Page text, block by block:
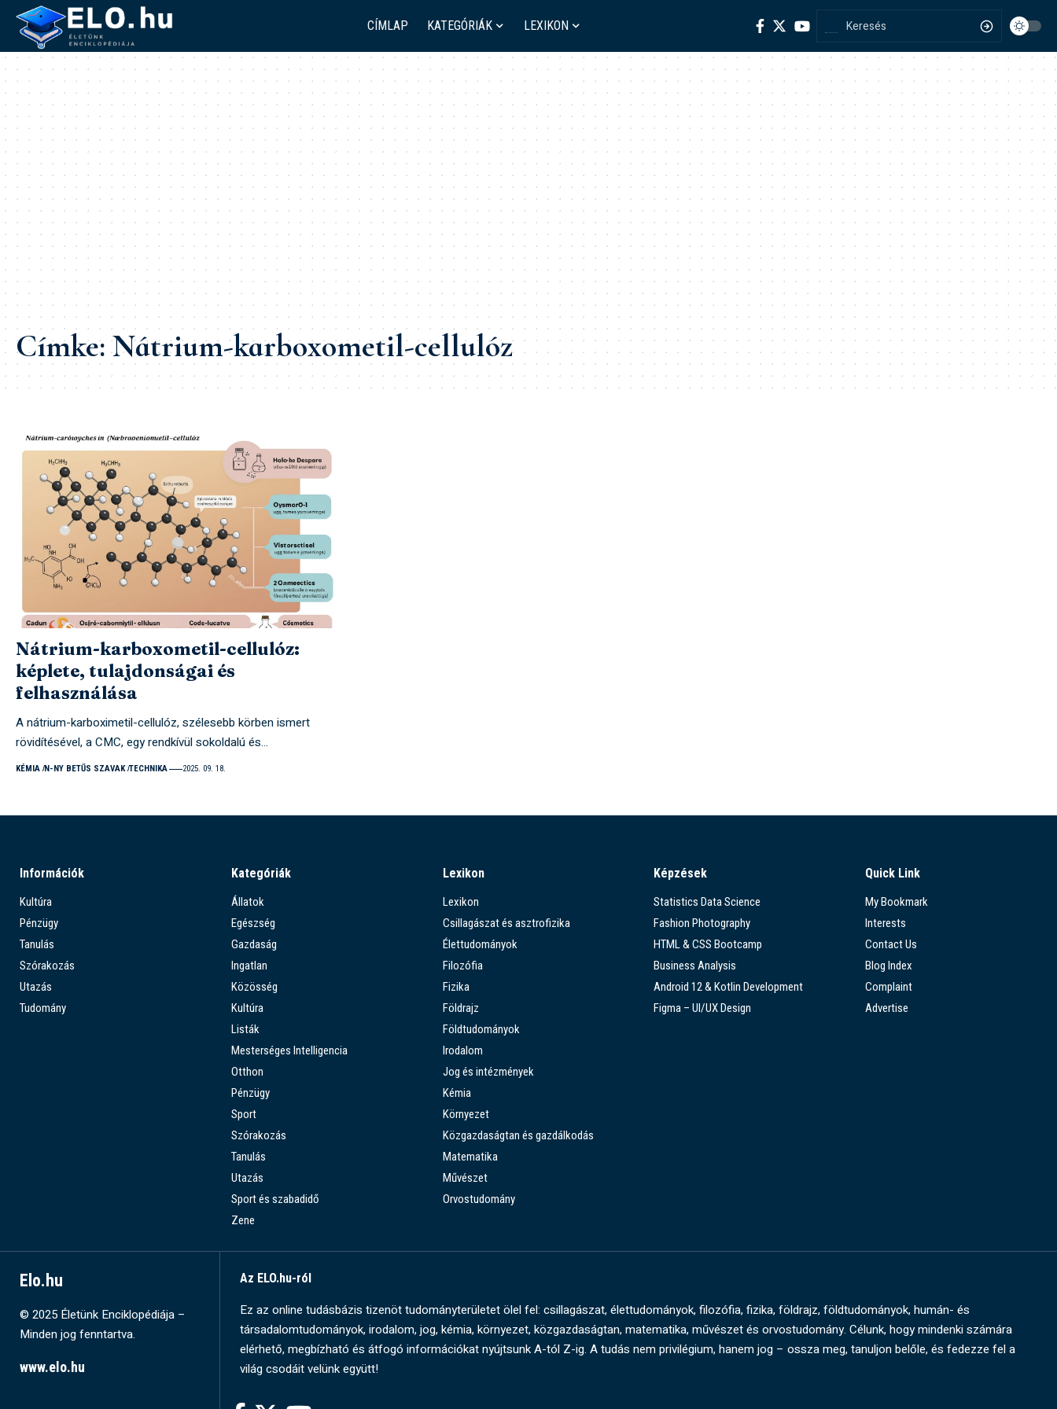
CÍMLAP KATEGÓRIÁK LEXIKON
Címke:Nátrium-karboxometil-cellulóz
Nátrium-karboxometil-cellulóz:
képlete, tulajdonságai és
felhasználása
A nátrium-karboximetil-cellulóz, szélesebb körben ismert
rövidítésével, a CMC, egy rendkívül sokoldalú és…
KÉMIA N-NY BETŰS SZAVAK TECHNIKA 2025. 09. 18.
Információk
Kultúra
Pénzügy
Tanulás
Szórakozás
Utazás
Tudomány
Kategóriák
Állatok
Egészség
Gazdaság
Ingatlan
Közösség
Kultúra
Listák
Mesterséges Intelligencia
Otthon
Pénzügy
Sport
Szórakozás
Tanulás
Utazás
Sport és szabadidő
Zene
Lexikon
Lexikon
Csillagászat és asztrofizika
Élettudományok
Filozófia
Fizika
Földrajz
Földtudományok
Irodalom
Jog és intézmények
Kémia
Környezet
Közgazdaságtan és gazdálkodás
Matematika
Művészet
Orvostudomány
Képzések
Statistics Data Science
Fashion Photography
HTML & CSS Bootcamp
Business Analysis
Android 12 & Kotlin Development
Figma – UI/UX Design
Quick Link
My Bookmark
Interests
Contact Us
Blog Index
Complaint
Advertise
Elo.hu
© 2025 Életünk Enciklopédiája –
Minden jog fenntartva.
www.elo.hu
Az ELO.hu-ról
Ez az online tudásbázis tizenöt tudományterületet ölel fel: csillagászat, élettudományok, filozófia, fizika, földrajz, földtudományok, humán- és
társadalomtudományok, irodalom, jog, kémia, környezet, közgazdaságtan, matematika, művészet és orvostudomány. Célunk, hogy mindenki számára
elérhető, megbízható és átfogó információkat nyújtsunk A-tól Z-ig. A tudás nem privilégium, hanem jog – ossza meg, tanuljon belőle, és fedezze fel a
világ csodáit velünk együtt!